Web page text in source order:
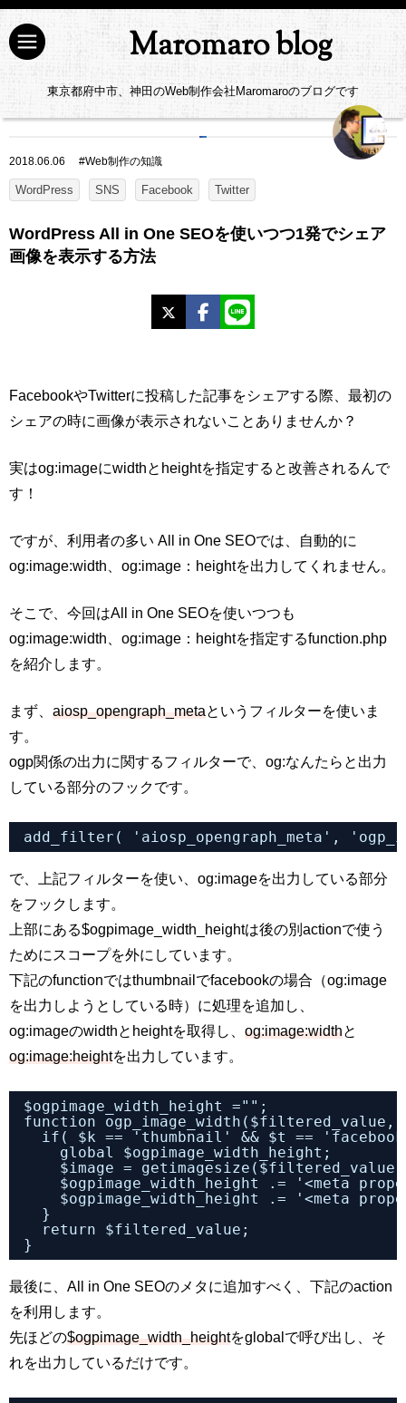
Maromaro blog
東京都府中市、神田のWeb制作会社Maromaroのブログです
2018.06.06 #Web制作の知識
WordPress SNS Facebook Twitter
WordPress All in One SEOを使いつつ1発でシェア
画像を表示する方法
Facebook
FacebookやTwitterに投稿した記事をシェアする際、最初の
シェアの時に画像が表示されないことありませんか？
実はog:imageにwidthとheightを指定すると改善されるんで
す！
ですが、利用者の多い All in One SEOでは、自動的に
og:image:width、og:image：heightを出力してくれません。
そこで、今回はAll in One SEOを使いつつも
og:image:width、og:image：heightを指定するfunction.php
を紹介します。
まず、 aiosp_opengraph_metaというフィルターを使いま
す。
ogp関係の出力に関するフィルターで、og:なんたらと出力
している部分のフックです。
add_filter( 'aiosp_opengraph_meta',
で、上記フィルターを使い、og:imageを出力している部分
をフックします。
上部にある$ogpimage_width_heightは後の別actionで使う
ためにスコープを外にしています。
下記のfunctionではthumbnailでfacebookの場合（og:image
を出力しようとしている時）に処理を追加し、
og:imageのwidthとheightを取得し、 og:image:widthと
og:image:heightを出力しています。
$ogpimage_width_height ="";
function
if( $k == 'thumbnail' && $t ==
global $ogpimage_width_height;
$image =
$ogpimage_width_height .= '<meta
$ogpimage_width_height .= '<meta
}
return $filtered_value;
}
最後に、All in One SEOのメタに追加すべく、下記のaction
を利用します。
先ほどの$ogpimage_width_heightをglobalで呼び出し、そ
れを出力しているだけです。